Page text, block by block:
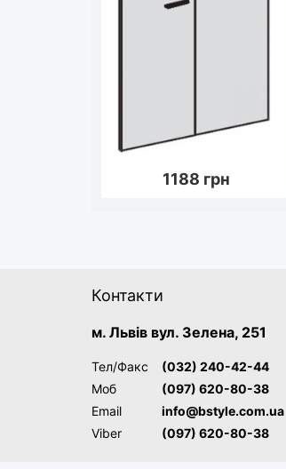
1188 грн
Контакти
м. Львів вул. Зелена, 251
Тел/Факс
(032) 240-42-44
Моб
(097) 620-80-38
Email
info@bstyle.com.ua
Viber
(097) 620-80-38